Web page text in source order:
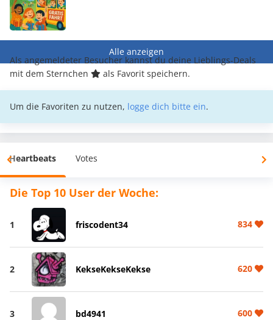
Alle anzeigen
Als angemeldeter Besucher kannst du deine Lieblings-Deals
mit dem Sternchen
als Favorit speichern.
Um die Favoriten zu nutzen, logge dich bitte ein.
Heartbeats Votes
Die Top 10 User der Woche:
1 friscodent34 834
2 KekseKekseKekse 620
3 bd4941 600